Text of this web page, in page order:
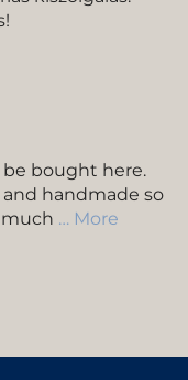
bought here.
handmade so
… More